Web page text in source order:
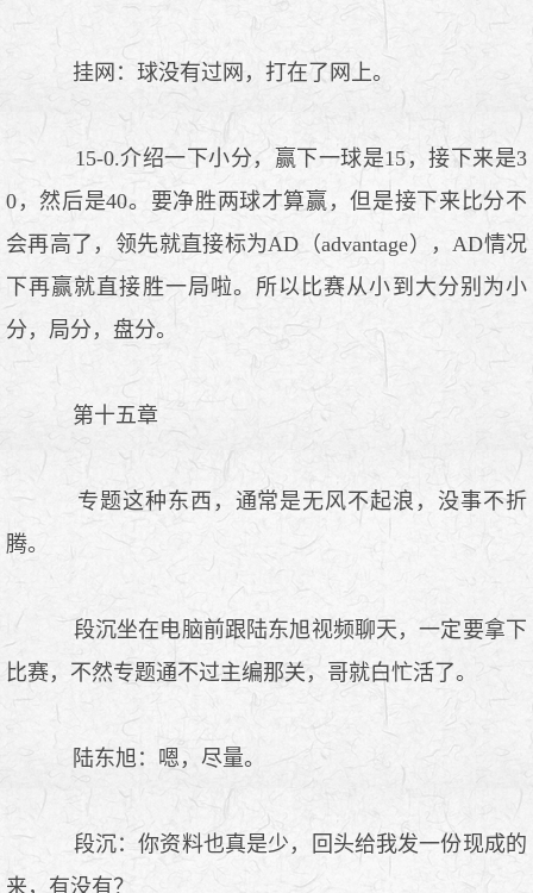
挂网：球没有过网，打在了网上。
15-0.介绍一下小分，赢下一球是15，接下来是3
0，然后是40。要净胜两球才算赢，但是接下来比分不
会再高了，领先就直接标为AD（advantage），AD情况
下再赢就直接胜一局啦。所以比赛从小到大分别为小
分，局分，盘分。
第十五章
专题这种东西，通常是无风不起浪，没事不折
腾。
段沉坐在电脑前跟陆东旭视频聊天，一定要拿下
比赛，不然专题通不过主编那关，哥就白忙活了。
陆东旭：嗯，尽量。
段沉：你资料也真是少，回头给我发一份现成的
来，有没有？